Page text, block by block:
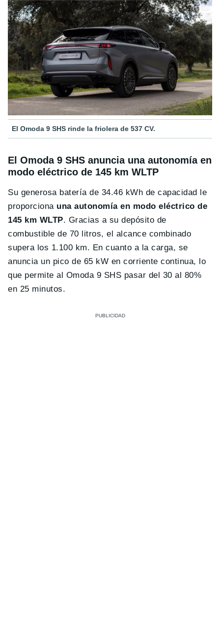
El Omoda 9 SHS rinde la friolera de 537 CV.
El Omoda 9 SHS anuncia una autonomía en
modo eléctrico de 145 km WLTP
Su generosa batería de 34.46 kWh de capacidad le
proporciona una autonomía en modo eléctrico de
145 km WLTP. Gracias a su depósito de
combustible de 70 litros, el alcance combinado
supera los 1.100 km. En cuanto a la carga, se
anuncia un pico de 65 kW en corriente continua, lo
que permite al Omoda 9 SHS pasar del 30 al 80%
en 25 minutos.